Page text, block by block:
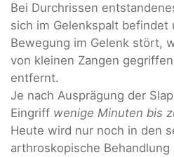
Bei Durchrissen
sich im Gelenkspalt
Bewegung im Gelenk stört,
von kleinen Zangen
entfernt.
Je nach Ausprägung der
Eingriff wenige Minuten bis
Heute wird nur noch in den
arthroskopische